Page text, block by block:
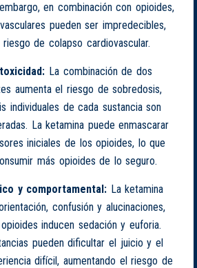
en combinación con opioides,
pueden ser impredecibles,
riesgo de colapso cardiovascular.
La combinación de dos
aumenta el riesgo de sobredosis,
individuales de cada sustancia son
La ketamina puede enmascarar
iniciales de los opioides, lo que
más opioides de lo seguro.
y comportamental: La ketamina
confusión y alucinaciones,
inducen sedación y euforia.
pueden dificultar el juicio y el
difícil, aumentando el riesgo de